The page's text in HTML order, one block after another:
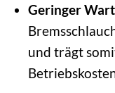
Geringer
und trägt